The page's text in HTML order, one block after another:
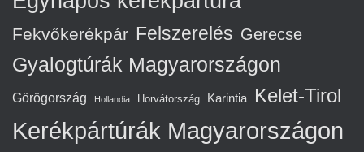
Fekvőkerékpár Felszerelés Gerecse
Gyalogtúrák Magyarországon
Görögország Hollandia Horvátország Karintia Kelet-Tirol
Kerékpártúrák Magyarországon